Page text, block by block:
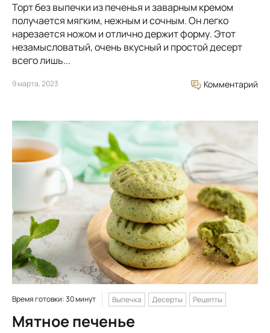
Торт без выпечки из печенья и заварным кремом
получается мягким, нежным и сочным. Он легко
нарезается ножом и отлично держит форму. Этот
незамысловатый, очень вкусный и простой десерт
всего лишь...
9 марта, 2023 Комментарий
Время готовки: 30 минут Выпечка Десерты Рецепты
Мятное печенье